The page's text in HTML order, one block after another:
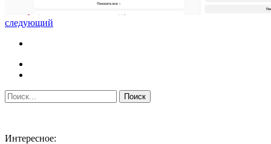
следующий
Интересное: